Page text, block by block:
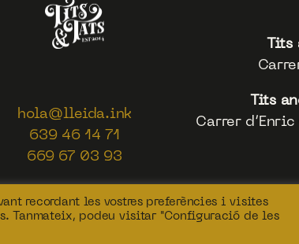
hola@lleida.ink
639 46 14 71
669 67 03 93
Tits
Carrer
recordant les vostres preferències i visites
Tanmateix, podeu visitar "Configuració de les